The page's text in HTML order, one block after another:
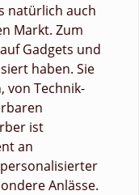
natürlich auch
Markt. Zum
Gadgets und
haben. Sie
von Technik-
ist
an
Anlässe.